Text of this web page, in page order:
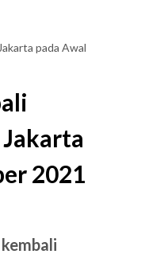
pada Awal
2021